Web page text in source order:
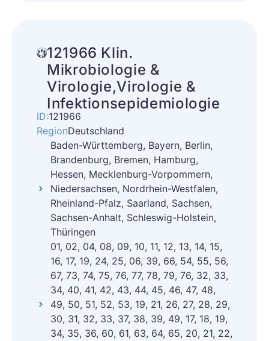
121966 Klin.
Mikrobiologie &
Virologie,Virologie &
Infektionsepidemiologie
ID:121966
RegionDeutschland
Baden-Württemberg, Bayern, Berlin,
Brandenburg, Bremen, Hamburg,
Hessen, Mecklenburg-Vorpommern,
Niedersachsen, Nordrhein-Westfalen,
Rheinland-Pfalz, Saarland, Sachsen,
Sachsen-Anhalt, Schleswig-Holstein,
Thüringen
01, 02, 04, 08, 09, 10, 11, 12, 13, 14, 15,
16, 17, 19, 24, 25, 06, 39, 66, 54, 55, 56,
67, 73, 74, 75, 76, 77, 78, 79, 76, 32, 33,
34, 40, 41, 42, 43, 44, 45, 46, 47, 48,
49, 50, 51, 52, 53, 19, 21, 26, 27, 28, 29,
30, 31, 32, 33, 37, 38, 39, 49, 17, 18, 19,
34, 35, 36, 60, 61, 63, 64, 65, 20, 21, 22,